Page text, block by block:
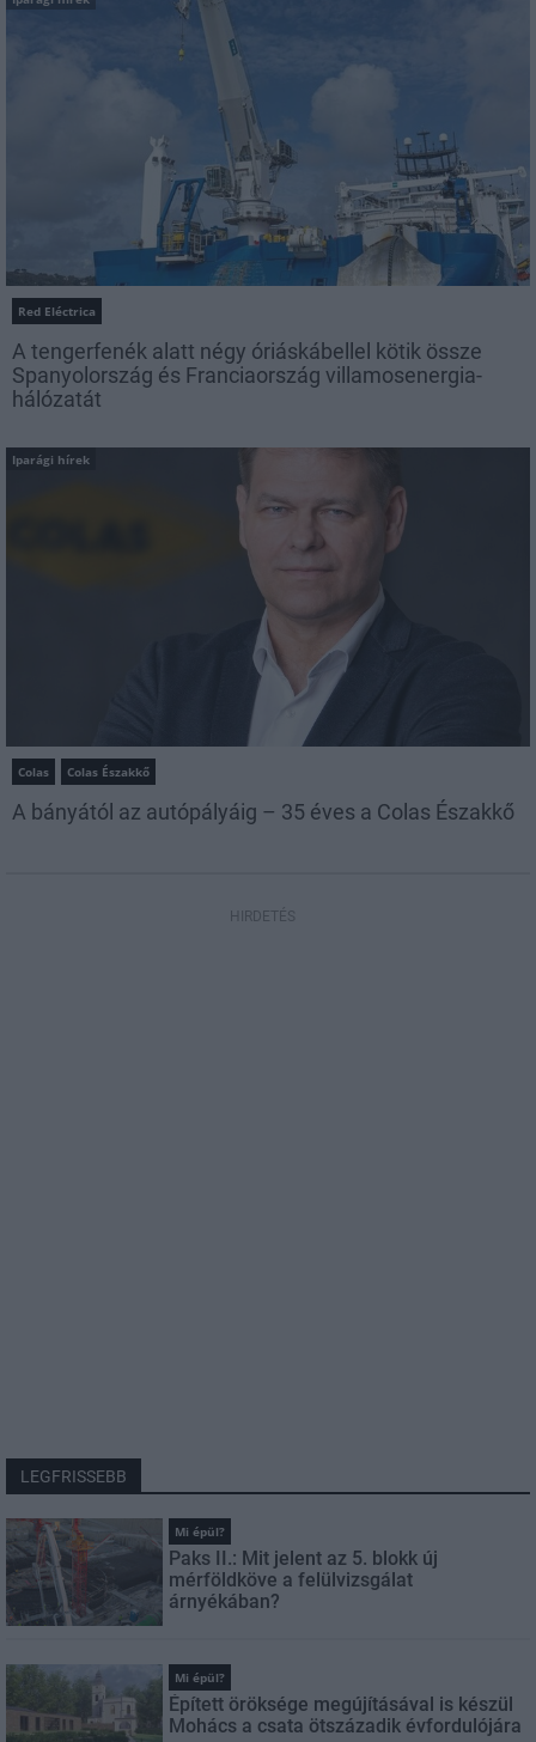
Red Eléctrica
A tengerfenék alatt négy óriáskábellel kötik össze
Spanyolország és Franciaország villamosenergia-
hálózatát
Iparági hírek
Colas Colas Északkő
A bányától az autópályáig – 35 éves a Colas Északkő
HIRDETÉS
LEGFRISSEBB
Mi épül?
Paks II.: Mit jelent az 5. blokk új
mérföldköve a felülvizsgálat
árnyékában?
Mi épül?
Épített öröksége megújításával is készül
Mohács a csata ötszázadik évfordulójára